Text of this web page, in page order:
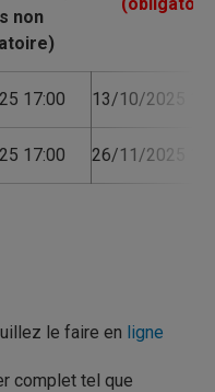
17:00 13/10/2025
17:00 26/11/2025
le faire en ligne
complet tel que